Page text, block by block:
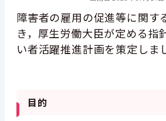
障害者の雇用の促進等に関す
き，厚生労働大臣が定める指
い者活躍推進計画を策定しま
目的